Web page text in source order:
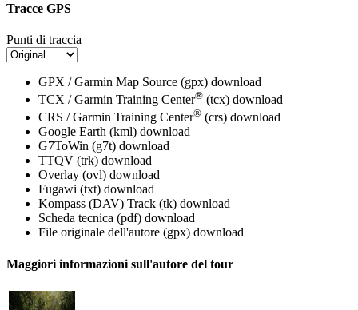
Tracce GPS
Punti di traccia
GPX / Garmin Map Source (gpx) download
TCX / Garmin Training Center® (tcx) download
CRS / Garmin Training Center® (crs) download
Google Earth (kml) download
G7ToWin (g7t) download
TTQV (trk) download
Overlay (ovl) download
Fugawi (txt) download
Kompass (DAV) Track (tk) download
Scheda tecnica (pdf) download
File originale dell'autore (gpx) download
Maggiori informazioni sull'autore del tour